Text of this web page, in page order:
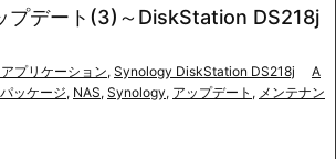
プデート(3)～DiskStation DS218j
プリケーション, Synology DiskStation DS218j
A
ッケージ, NAS, Synology, アップデート , メンテナン